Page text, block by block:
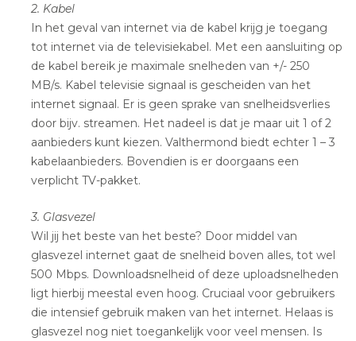
2. Kabel
In het geval van internet via de kabel krijg je toegang
tot internet via de televisiekabel. Met een aansluiting op
de kabel bereik je maximale snelheden van +/- 250
MB/s. Kabel televisie signaal is gescheiden van het
internet signaal. Er is geen sprake van snelheidsverlies
door bijv. streamen. Het nadeel is dat je maar uit 1 of 2
aanbieders kunt kiezen. Valthermond biedt echter 1 – 3
kabelaanbieders. Bovendien is er doorgaans een
verplicht TV-pakket.
3. Glasvezel
Wil jij het beste van het beste? Door middel van
glasvezel internet gaat de snelheid boven alles, tot wel
500 Mbps. Downloadsnelheid of deze uploadsnelheden
ligt hierbij meestal even hoog. Cruciaal voor gebruikers
die intensief gebruik maken van het internet. Helaas is
glasvezel nog niet toegankelijk voor veel mensen. Is